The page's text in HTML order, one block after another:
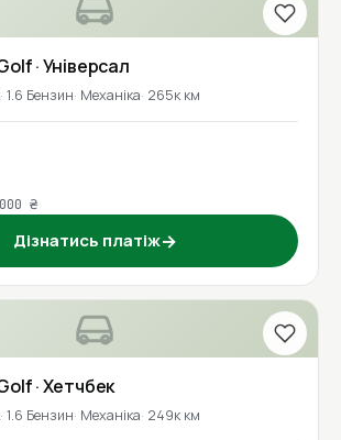
· Універсал
1.6 Бензин Механіка 265к км
₴
Дізнатись платіж→
· Хетчбек
1.6 Бензин Механіка 249к км